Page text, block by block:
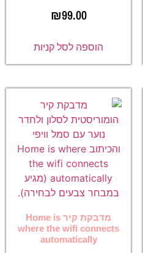
₪99.00
הוספה לסל קניות
מדבקת קיר Home is
where the wifi connects
automatically